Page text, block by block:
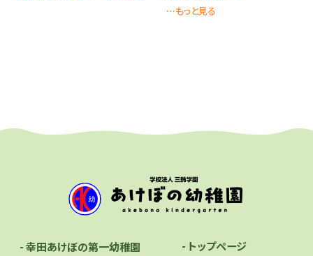
…もっと見る
- 幸田あけぼの第一幼稚園
- トップページ